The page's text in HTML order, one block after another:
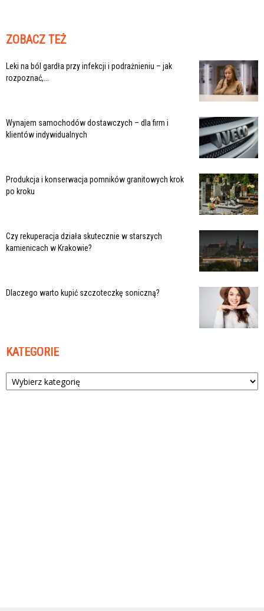
ZOBACZ TEŻ
Leki na ból gardła przy infekcji i podrażnieniu – jak
rozpoznać,...
Wynajem samochodów dostawczych – dla firm i
klientów indywidualnych
Produkcja i konserwacja pomników granitowych krok
po kroku
Czy rekuperacja działa skutecznie w starszych
kamienicach w Krakowie?
Dlaczego warto kupić szczoteczkę soniczną?
KATEGORIE
Kategorie